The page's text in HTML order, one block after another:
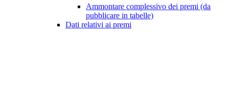
Ammontare complessivo dei premi (da
pubblicare in tabelle)
Dati relativi ai premi